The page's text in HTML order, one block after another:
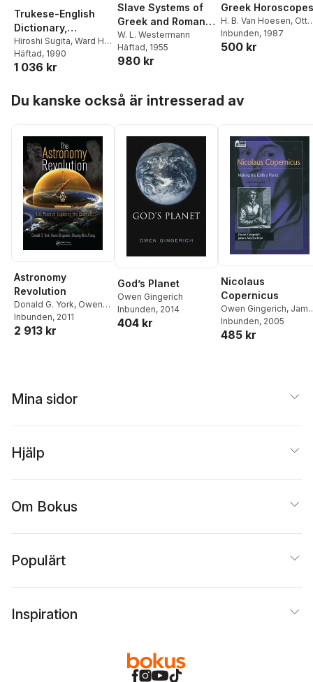
Trukese-English
Dictionary,
Supplementary
Volume
Hiroshi Sugita, Ward H.
Goodenough
Häftad, 1990
1 036 kr
Slave Systems of
Greek and Roman
Antiquity
W. L. Westermann
Häftad, 1955
980 kr
Greek Horoscopes
H. B. Van Hoesen, Otto
Neugebauer
Inbunden, 1987
500 kr
Du kanske också är intresserad av
Astronomy
Revolution
Donald G. York, Owen
Gingerich, Shuang-Nan
Zhang
Inbunden, 2011
2 913 kr
God’s Planet
Owen Gingerich
Inbunden, 2014
404 kr
Nicolaus
Copernicus
Owen Gingerich,
MacLachlan
Inbunden, 2005
485 kr
Mina sidor
Hjälp
Om Bokus
Populärt
Inspiration